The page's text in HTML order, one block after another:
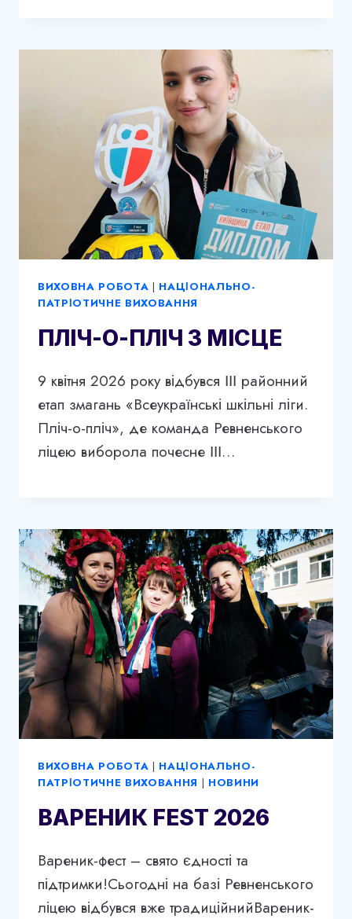
ВИХОВНА РОБОТА | НАЦІОНАЛЬНО-
ПАТРІОТИЧНЕ ВИХОВАННЯ
ПЛІЧ-О-ПЛІЧ 3 МІСЦЕ
9 квітня 2026 року відбувся ІІІ районний
етап змагань «Всеукраїнські шкільні ліги.
Пліч-о-пліч», де команда Ревненського
ліцею виборола почесне ІІІ…
ВИХОВНА РОБОТА | НАЦІОНАЛЬНО-
ПАТРІОТИЧНЕ ВИХОВАННЯ | НОВИНИ
ВАРЕНИК FEST 2026
Вареник-фест – свято єдності та
підтримки!Сьогодні на базі Ревненського
ліцею відбувся вже традиційнийВареник-